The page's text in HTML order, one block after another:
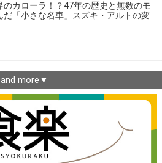
のカローラ！？47年の歴史と無数のモ
だ「小さな名車」スズキ・アルトの変
and more▼